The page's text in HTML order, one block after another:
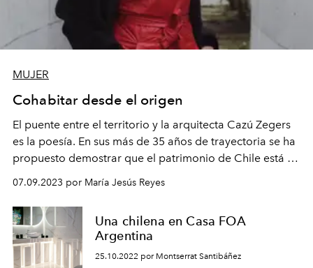
MUJER
Cohabitar desde el origen
El puente entre el territorio y la arquitecta Cazú Zegers
es la poesía. En sus más de 35 años de trayectoria se ha
propuesto demostrar que el patrimonio de Chile está en
narrativas que se generan entre estos.
07.09.2023 por María Jesús Reyes
Una chilena en Casa FOA
Argentina
25.10.2022 por Montserrat Santibáñez